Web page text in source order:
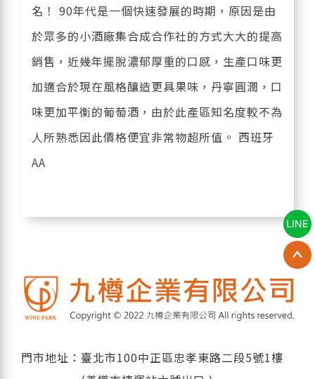
名！ 90年代是一個快速發展的時期，原因是由
於眾多的小酒廠集合成合作社的方式大大的提高
銷售，近幾年擺脫濃郁厚重的口感，生產口味更
加適合於現在風格釀造更具果味，丹寧圓潤，口
味更加平衡的葡萄酒，由於此產區知名度較不為
人所熟悉因此價格便宜非常物超所值。 西班牙
AA
門市地址：臺北市100中正區忠孝東路二段5號1樓